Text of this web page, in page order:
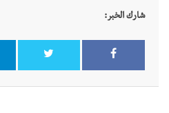
شارك الخبر: